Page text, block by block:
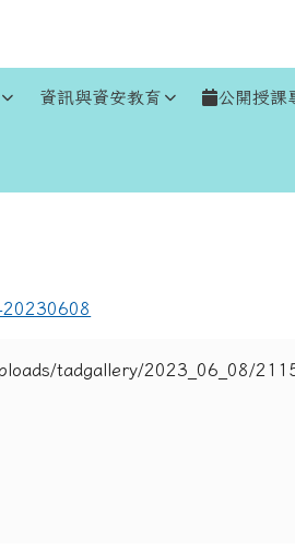
資訊與資安教育 公開授課
20230608